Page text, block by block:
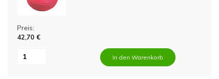
Preis:
42,70 €
In den Warenkorb